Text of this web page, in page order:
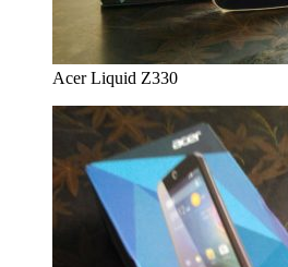
Acer Liquid Z330